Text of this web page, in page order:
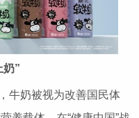
奶”
牛奶被视为改善国民体